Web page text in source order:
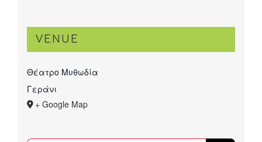
VENUE
Θέατρο Μυθωδία
Γεράνι
+ Google Map